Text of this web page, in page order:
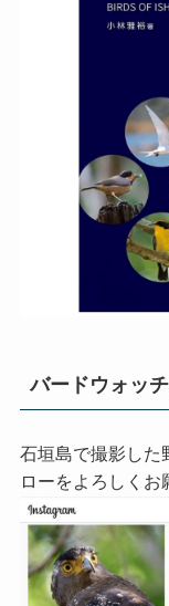
バードウォッ
石垣島で撮影した
ローをよろしくお